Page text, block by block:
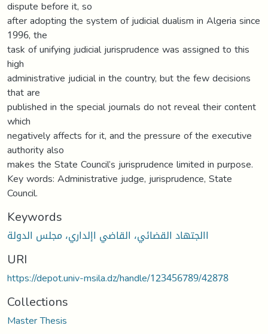
dispute before it, so
after adopting the system of judicial dualism in Algeria since
1996, the
task of unifying judicial jurisprudence was assigned to this
high
administrative judicial in the country, but the few decisions
that are
published in the special journals do not reveal their content
which
negatively affects for it, and the pressure of the executive
authority also
makes the State Council’s jurisprudence limited in purpose.
Key words: Administrative judge, jurisprudence, State
Council.
Keywords
االجتهاد القضائي، القاضي اإلداري، مجلس الدولة
URI
https://depot.univ-msila.dz/handle/123456789/42878
Collections
Master Thesis